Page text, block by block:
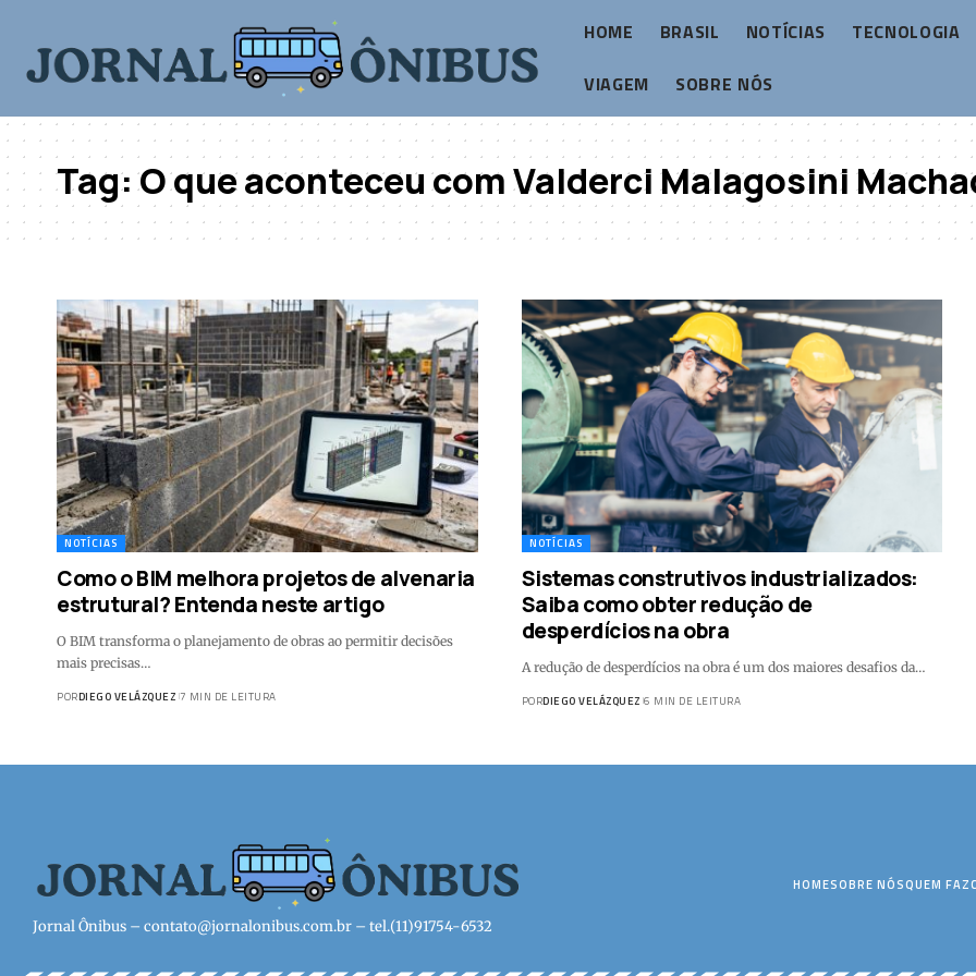
HOME BRASIL NOTÍCIAS
TECNOLOGIA
VIAGEM
SOBRE NÓS
Tag:O que aconteceu com Valderci Malagosini
NOTÍCIAS
Como o BIM melhora projetos de alvenaria
estrutural? Entenda neste artigo
O BIM transforma o planejamento de obras ao permitir decisões
mais precisas…
PORDIEGO VELÁZQUEZ 7 MIN DE LEITURA
NOTÍCIAS
Sistemas construtivos industrializados:
Saiba como obter redução de
desperdícios na obra
A redução de desperdícios na obra é um dos maiores desafios da…
PORDIEGO VELÁZQUEZ 6 MIN DE LEITURA
Jornal Ônibus – contato@jornalonibus.com.br – tel.(11)91754-6532
HOMESOBRE NÓSQUEM FAZ